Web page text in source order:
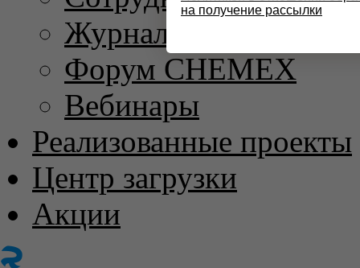
Журнал
Форум CHEMEX
Вебинары
Реализованные проекты
Центр загрузки
Акции
на получение рассылки